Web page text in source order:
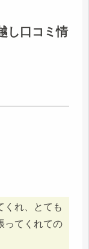
し口コミ情
くれ、とても
ってくれての